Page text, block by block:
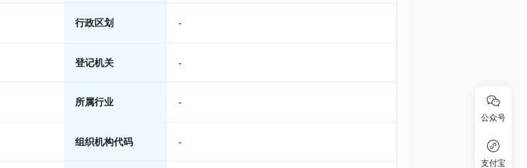
行政区划 -
登记机关 -
所属行业 -
组织机构代码 -
公众号
支付宝